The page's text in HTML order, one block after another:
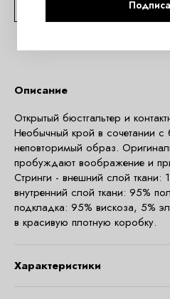
КОНСУЛЬТАЦИЯ ПО
Описание
Открытый бюстгальтер и
Необычный крой в сочетании с
неповторимый образ.
пробуждают воображение и
Стринги - внешний слой ткани:
внутренний слой ткани: 95%
подкладка: 95% вискоза, 5%
в красивую плотную коробку.
Характеристики